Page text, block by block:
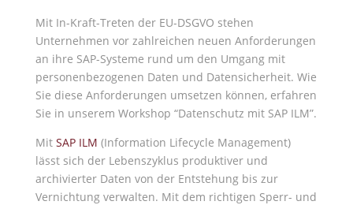
Mit In-Kraft-Treten der EU-DSGVO stehen
Unternehmen vor zahlreichen neuen Anforderungen
an ihre SAP-Systeme rund um den Umgang mit
personenbezogenen Daten und Datensicherheit. Wie
Sie diese Anforderungen umsetzen können, erfahren
Sie in unserem Workshop “Datenschutz mit SAP ILM”.
Mit SAP ILM (Information Lifecycle Management)
lässt sich der Lebenszyklus produktiver und
archivierter Daten von der Entstehung bis zur
Vernichtung verwalten. Mit dem richtigen Sperr- und